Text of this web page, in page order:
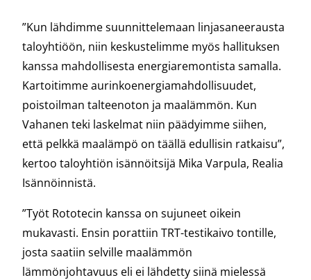
”Kun lähdimme suunnittelemaan linjasaneerausta
taloyhtiöön, niin keskustelimme myös hallituksen
kanssa mahdollisesta energiaremontista samalla.
Kartoitimme aurinkoenergiamahdollisuudet,
poistoilman talteenoton ja maalämmön. Kun
Vahanen teki laskelmat niin päädyimme siihen,
että pelkkä maalämpö on täällä edullisin ratkaisu”,
kertoo taloyhtiön isännöitsijä Mika Varpula, Realia
Isännöinnistä.
”Työt Rototecin kanssa on sujuneet oikein
mukavasti. Ensin porattiin TRT-testikaivo tontille,
josta saatiin selville maalämmön
lämmönjohtavuus eli ei lähdetty siinä mielessä